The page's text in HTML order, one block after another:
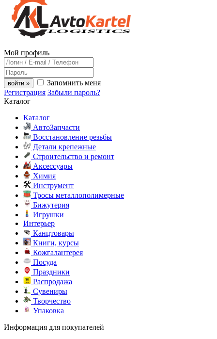
Мой профиль
войти »
Запомнить меня
Регистрация Забыли пароль?
Каталог
Каталог
АвтоЗапчасти
Восстановление резьбы
Детали крепежные
Строительство и ремонт
Аксессуары
Химия
Инструмент
Тросы металлополимерные
Бижутерия
Игрушки
Интерьер
Канцтовары
Книги, курсы
Кожгалантерея
Посуда
Праздники
Распродажа
Сувениры
Творчество
Упаковка
Информация для покупателей